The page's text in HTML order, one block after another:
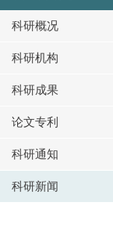
科研概况
科研机构
科研成果
论文专利
科研通知
科研新闻